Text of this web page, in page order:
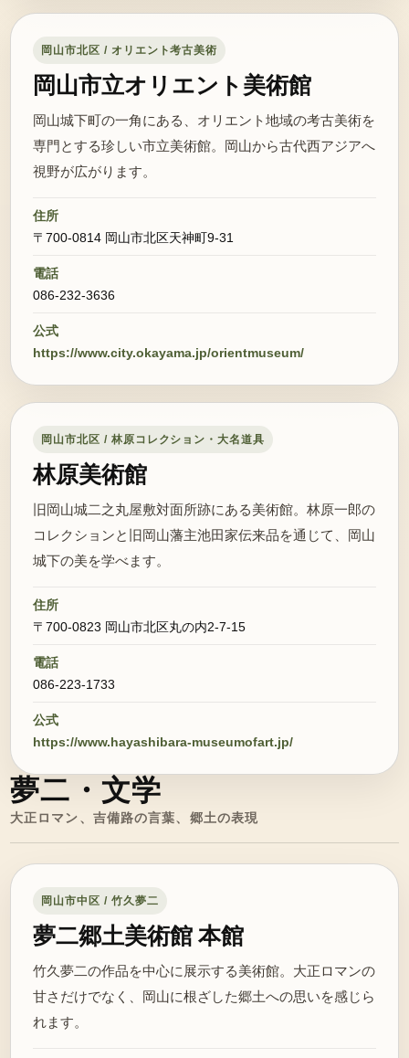
岡山市北区 / オリエント考古美術
岡山市立オリエント美術館
岡山城下町の一角にある、オリエント地域の考古美術を
専門とする珍しい市立美術館。岡山から古代西アジアへ
視野が広がります。
住所
〒700-0814 岡山市北区天神町9-31
電話
086-232-3636
公式
https://www.city.okayama.jp/orientmuseum/
岡山市北区 / 林原コレクション・大名道具
林原美術館
旧岡山城二之丸屋敷対面所跡にある美術館。林原一郎の
コレクションと旧岡山藩主池田家伝来品を通じて、岡山
城下の美を学べます。
住所
〒700-0823 岡山市北区丸の内2-7-15
電話
086-223-1733
公式
https://www.hayashibara-museumofart.jp/
夢二・文学
大正ロマン、吉備路の言葉、郷土の表現
岡山市中区 / 竹久夢二
夢二郷土美術館 本館
竹久夢二の作品を中心に展示する美術館。大正ロマンの
甘さだけでなく、岡山に根ざした郷土への思いを感じら
れます。